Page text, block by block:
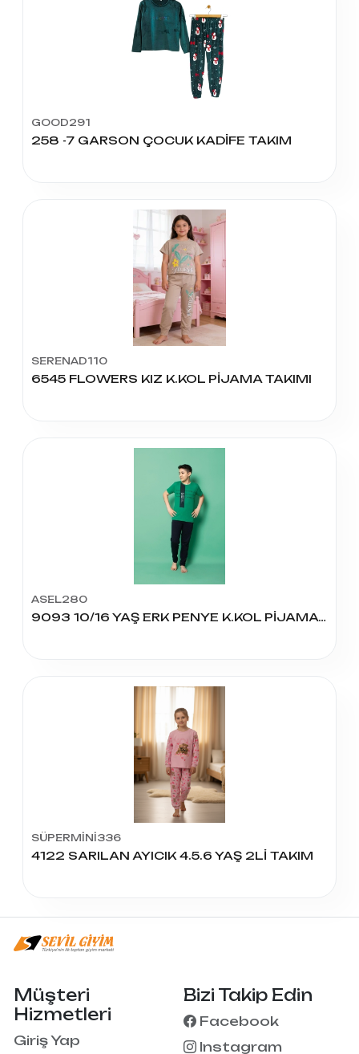
GOOD291
258 -7 GARSON ÇOCUK KADİFE TAKIM
SERENAD110
6545 FLOWERS KIZ K.KOL PİJAMA TAKIMI
ASEL280
9093 10/16 YAŞ ERK PENYE K.KOL PİJAMA TK
SÜPERMİNİ336
4122 SARILAN AYICIK 4.5.6 YAŞ 2Lİ TAKIM
Müşteri
Hizmetleri
Giriş Yap
Bizi Takip Edin
Facebook
Instagram